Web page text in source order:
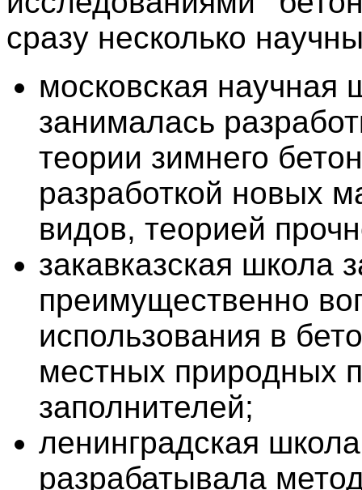
сразу несколько
московская научная
занималась
теории зимнего
разработкой новых
видов, теорией
закавказская школа
преимущественно
использования в
местных природных
заполнителей;
ленинградская школа
разрабатывала